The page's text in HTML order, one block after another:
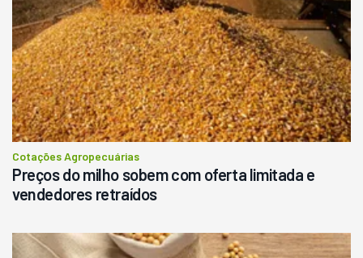
Cotações Agropecuárias
Preços do milho sobem com oferta limitada e
vendedores retraídos